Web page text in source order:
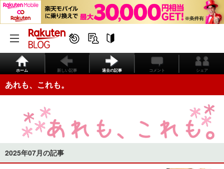
ホーム 新しい記事 過去の記事 コメント シェア
あれも、これも。
2025年07月の記事